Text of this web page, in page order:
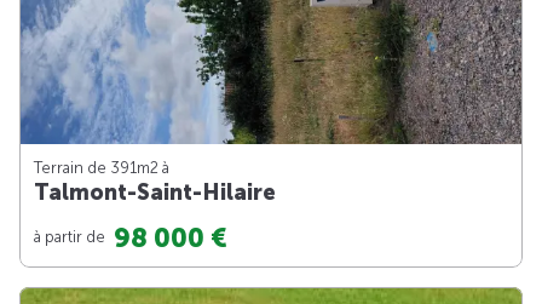
Terrain de 391m2 à
Talmont-Saint-Hilaire
à partir de 98 000 €